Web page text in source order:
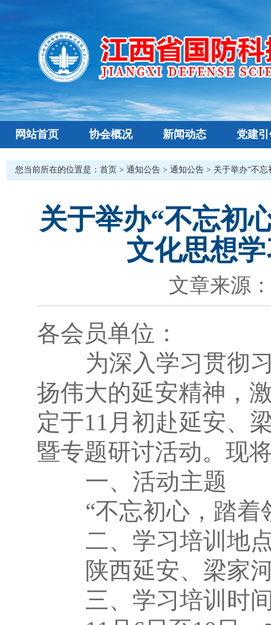
网站首页 协会概况 新闻动态 党建
您当前所在的位置是： 首页 > 通知公告 > 通知公告 > 关于举办“不
关于举办“不忘初
文化思想
文章来源
各会员单位：
为深入学习贯彻习
扬伟大的延安精神，
定于11月初赴延安、
暨专题研讨活动。现
一、活动主题
“不忘初心，踏着
二、学习培训地
陕西延安、梁家
三、学习培训时